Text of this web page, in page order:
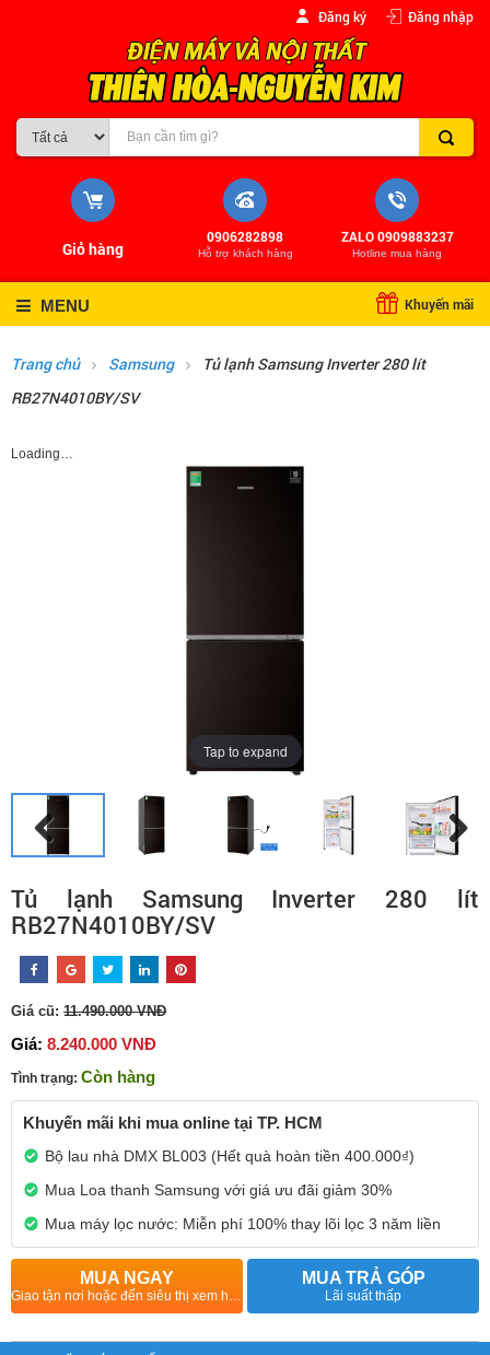
Đăng ký Đăng nhập
ZALO 0909883237
Hotline mua hàng
0906282898
Hỗ trợ khách hàng
Giỏ hàng
Khuyến mãi
MENU
Trang chủ Samsung
Tủ lạnh Samsung Inverter 280 lít
RB27N4010BY/SV
Loading…
Tap to expand
Tủ lạnh Samsung Inverter 280 lít
RB27N4010BY/SV
Giá cũ: 11.490.000 VNĐ
Giá: 8.240.000 VNĐ
Tình trạng: Còn hàng
Khuyến mãi khi mua online tại TP. HCM
Bộ lau nhà DMX BL003 (Hết quà hoàn tiền 400.000₫)
Mua Loa thanh Samsung với giá ưu đãi giảm 30%
Mua máy lọc nước: Miễn phí 100% thay lõi lọc 3 năm liền
MUA NGAY MUA TRẢ GÓP
Lãi suất thấp